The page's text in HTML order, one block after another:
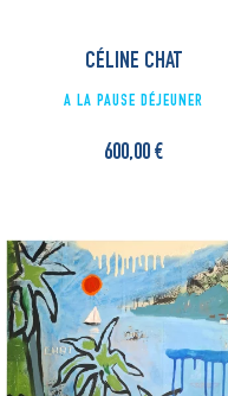
CÉLINE CHAT
A LA PAUSE DÉJEUNER
600,00 €